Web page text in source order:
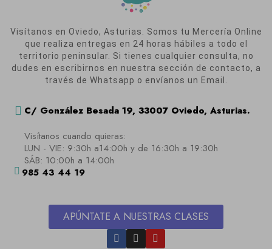
Visítanos en Oviedo, Asturias. Somos tu Mercería Online
que realiza entregas en 24 horas hábiles a todo el
territorio peninsular. Si tienes cualquier consulta, no
dudes en escribirnos en nuestra sección de contacto, a
través de Whatsapp o envíanos un Email.
C/ González Besada 19, 33007 Oviedo, Asturias.
Visítanos cuando quieras:
LUN - VIE: 9:30h a14:00h y de 16:30h a 19:30h
SÁB: 10:00h a 14:00h
985 43 44 19
APÚNTATE A NUESTRAS CLASES